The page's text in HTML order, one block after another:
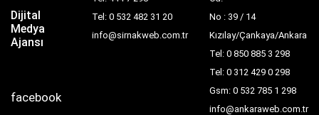
Dijital
Medya
Ajansı
facebook
Tel: 0 532 482 31 20
info@sirnakweb.com.tr
No : 39 / 14
Kızılay/Çankaya/Ankara
Tel: 0 850 885 3 298
Tel: 0 312 429 0 298
Gsm: 0 532 785 1 298
info@ankaraweb.com.tr